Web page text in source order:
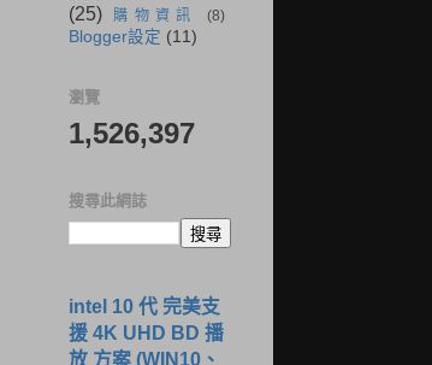
(25)
購物資訊 (8)
Blogger設定 (11)
瀏覽
1,526,397
搜尋此網誌
intel 10 代 完美支
援 4K UHD BD 播
放 方案 (WIN10、